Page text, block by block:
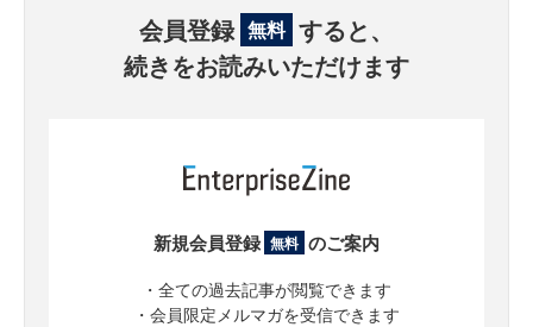
会員登録 無料 すると、
続きをお読みいただけます
新規会員登録 無料 のご案内
・全ての過去記事が閲覧できます
・会員限定メルマガを受信できます